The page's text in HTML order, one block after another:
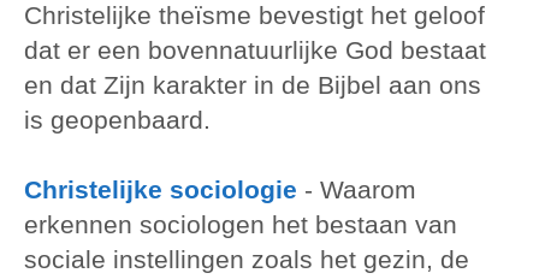
Christelijke theïsme bevestigt het geloof
dat er een bovennatuurlijke God bestaat
en dat Zijn karakter in de Bijbel aan ons
is geopenbaard.
Christelijke sociologie - Waarom
erkennen sociologen het bestaan van
sociale instellingen zoals het gezin, de